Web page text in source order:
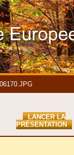
LANCER LA
PRÉSENTATION